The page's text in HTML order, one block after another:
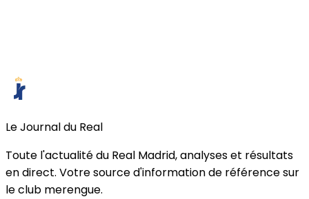
Le Journal du Real
Toute l'actualité du Real Madrid, analyses et résultats
en direct. Votre source d'information de référence sur
le club merengue.